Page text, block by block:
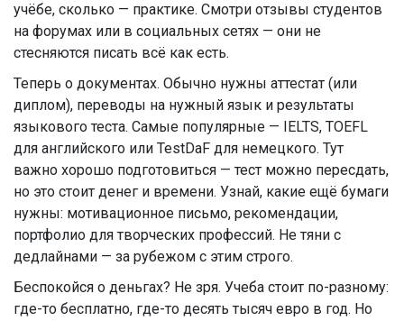
учёбе, сколько — практике. Смотри отзывы студентов
на форумах или в социальных сетях — они не
стесняются писать всё как есть.
Теперь о документах. Обычно нужны аттестат (или
диплом), переводы на нужный язык и результаты
языкового теста. Самые популярные — IELTS, TOEFL
для английского или TestDaF для немецкого. Тут
важно хорошо подготовиться — тест можно пересдать,
но это стоит денег и времени. Узнай, какие ещё бумаги
нужны: мотивационное письмо, рекомендации,
портфолио для творческих профессий. Не тяни с
дедлайнами — за рубежом с этим строго.
Беспокойся о деньгах? Не зря. Учеба стоит по-разному:
где-то бесплатно, где-то десять тысяч евро в год. Но